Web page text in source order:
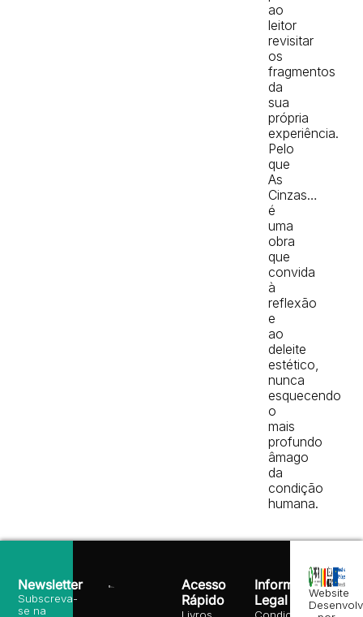
ao
leitor
revisitar
os
fragmentos
da
sua
própria
experiência.
Pelo
que
As
Cinzas…
é
uma
obra
que
convida
à
reflexão
e
ao
deleite
estético,
nunca
esquecendo
o
mais
profundo
âmago
da
condição
humana.
Acesso
Rápido
Informação
Legal
Newsletter
Subscreva-
se na
Website